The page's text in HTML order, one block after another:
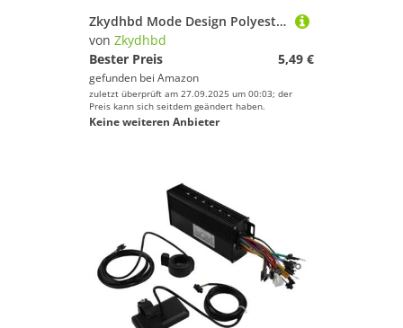
Zkydhbd Mode Design Polyester Stift Hülle Große Speicherfläche wasserdichte Futterkompakt Für Studenten Büro Verwenden Polyester Bleistift Hülle
von Zkydhbd
Bester Preis
5,49 €
gefunden bei Amazon
zuletzt überprüft am 27.09.2025 um 00:03; der
Preis kann sich seitdem geändert haben.
Keine weiteren Anbieter